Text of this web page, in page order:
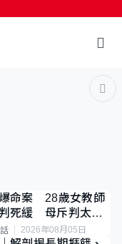
命案 28歲女教師
死緩 母斥判太重
2026年08月05日